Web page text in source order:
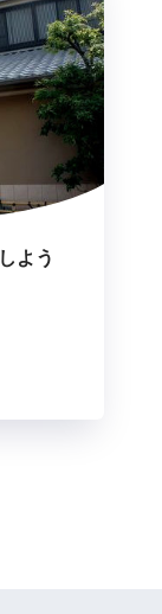
よう